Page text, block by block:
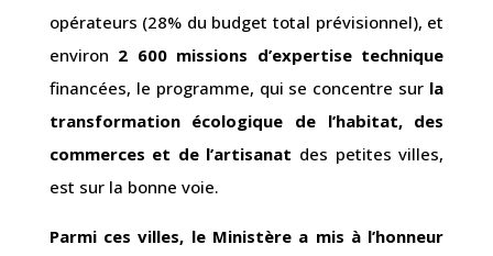
opérateurs (28% du budget total prévisionnel), et
environ 2 600 missions d’expertise technique
financées, le programme, qui se concentre sur la
transformation écologique de l’habitat, des
commerces et de l’artisanat des petites villes,
est sur la bonne voie.
Parmi ces villes, le Ministère a mis à l’honneur